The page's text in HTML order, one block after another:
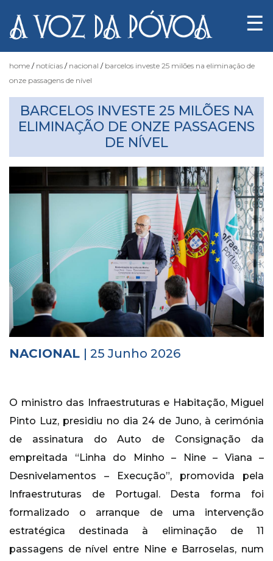
Notícias
do
Acaso
Luas
Marés
Histórico
Vídeos
Contactos
☰
home notícias nacional
barcelos investe 25 milões na eliminação de
onze passagens de nível
BARCELOS INVESTE 25 MILÕES NA
ELIMINAÇÃO DE ONZE PASSAGENS
DE NÍVEL
NACIONAL | 25 Junho 2026
O ministro das Infraestruturas e Habitação, Miguel
Pinto Luz, presidiu no dia 24 de Juno, à cerimónia
de assinatura do Auto de Consignação da
empreitada “Linha do Minho – Nine – Viana –
Desnivelamentos – Execução”, promovida pela
Infraestruturas de Portugal. Desta forma foi
formalizado o arranque de uma intervenção
estratégica destinada à eliminação de 11
passagens de nível entre Nine e Barroselas, num